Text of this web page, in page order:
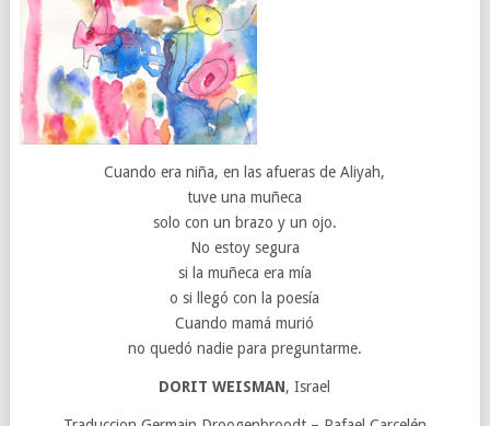
Cuando era niña, en las afueras de Aliyah,
tuve una muñeca
solo con un brazo y un ojo.
No estoy segura
si la muñeca era mía
o si llegó con la poesía
Cuando mamá murió
no quedó nadie para preguntarme.
DORIT WEISMAN, Israel